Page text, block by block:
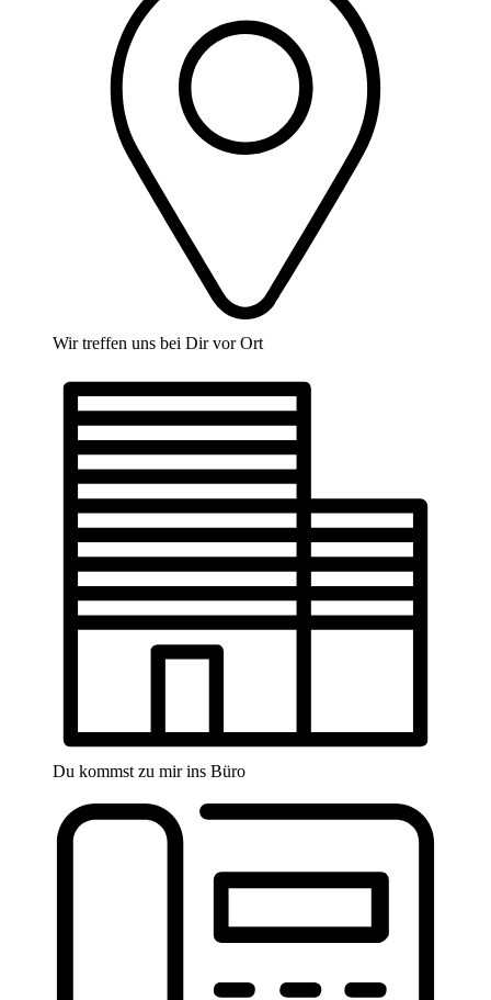
Wir treffen uns bei Dir vor Ort
Du kommst zu mir ins Büro